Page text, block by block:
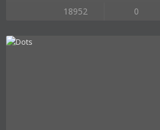
18952 0